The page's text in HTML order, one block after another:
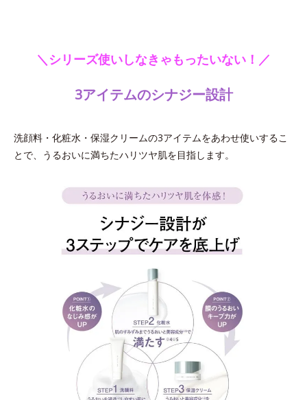
＼シリーズ使いしなきゃもったいない！／
3アイテムのシナジー設計
洗顔料・化粧水・保湿クリームの3アイテムをあわせ使いするこ
とで、うるおいに満ちたハリツヤ肌を目指します。